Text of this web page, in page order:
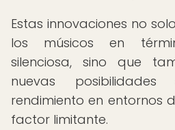
Estas innovaciones no
los músicos en
silenciosa, sino que
nuevas
rendimiento en entornos
factor limitante.